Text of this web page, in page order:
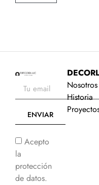
Acepto
la
protección
de datos.
ENVIAR
Nosotros
Historia